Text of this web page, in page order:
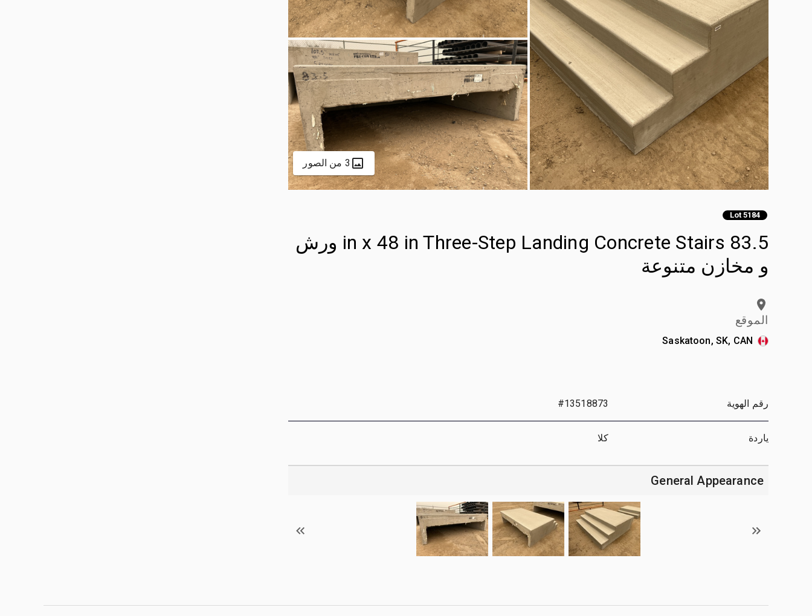
3 من الصور
Lot 5184
83.5 in x 48 in Three-Step Landing Concrete Stairs ورش
و مخازن متنوعة
الموقع
Saskatoon, SK, CAN
رقم الهوية #13518873
ياردة كلا
General Appearance